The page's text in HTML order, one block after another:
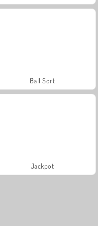
Ball Sort
Jackpot